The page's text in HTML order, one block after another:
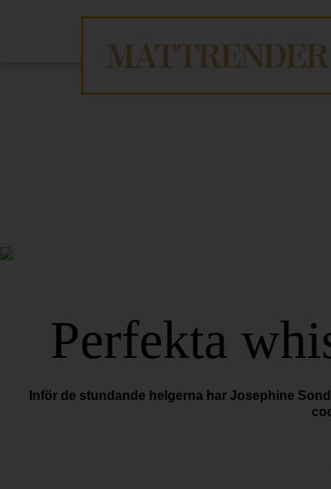
Perfekta
Inför de stundande helgerna har Josephine